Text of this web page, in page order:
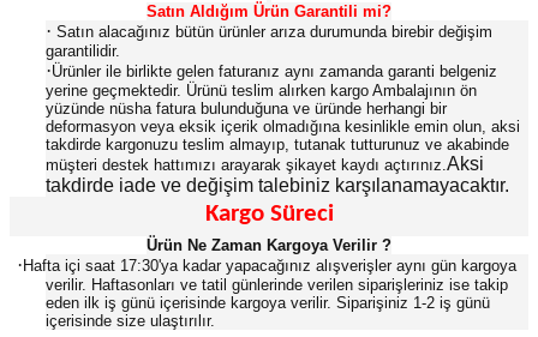
Satın Aldığım Ürün Garantili mi?
· Satın alacağınız bütün ürünler arıza durumunda birebir değişim
garantilidir.
·Ürünler ile birlikte gelen faturanız aynı zamanda garanti belgeniz
yerine geçmektedir. Ürünü teslim alırken kargo Ambalajının ön
yüzünde nüsha fatura bulunduğuna ve üründe herhangi bir
deformasyon veya eksik içerik olmadığına kesinlikle emin olun, aksi
takdirde kargonuzu teslim almayıp, tutanak tutturunuz ve akabinde
müşteri destek hattımızı arayarak şikayet kaydı açtırınız. Aksi
takdirde iade ve değişim talebiniz karşılanamayacaktır.
Kargo Süreci
Ürün Ne Zaman Kargoya Verilir ?
·Hafta içi saat 17:30'ya kadar yapacağınız alışverişler aynı gün kargoya
verilir. Haftasonları ve tatil günlerinde verilen siparişleriniz ise takip
eden ilk iş günü içerisinde kargoya verilir. Siparişiniz 1-2 iş günü
içerisinde size ulaştırılır.